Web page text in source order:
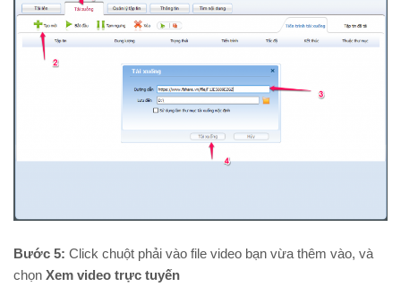
Bước 5: Click chuột phải vào file video bạn vừa thêm vào, và
chọn Xem video trực tuyến